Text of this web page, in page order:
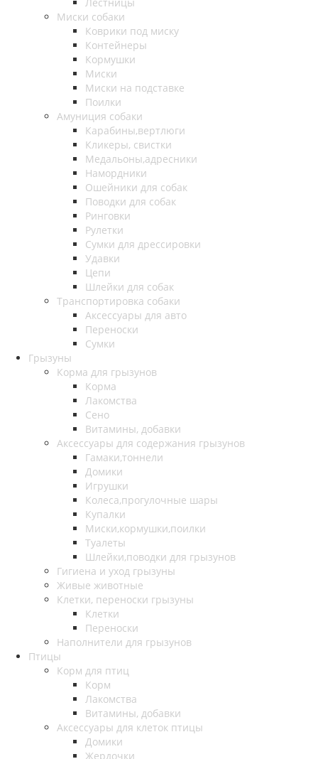
Миски собаки
Коврики под миску
Контейнеры
Кормушки
Миски
Миски на подставке
Поилки
Амуниция собаки
Карабины,вертлюги
Кликеры, свистки
Медальоны,адресники
Намордники
Ошейники для собак
Поводки для собак
Ринговки
Рулетки
Сумки для дрессировки
Удавки
Цепи
Шлейки для собак
Транспортировка собаки
Аксессуары для авто
Переноски
Сумки
Грызуны
Корма для грызунов
Корма
Лакомства
Сено
Витамины, добавки
Аксессуары для содержания грызунов
Гамаки,тоннели
Домики
Игрушки
Колеса,прогулочные шары
Купалки
Миски,кормушки,поилки
Туалеты
Шлейки,поводки для грызунов
Гигиена и уход грызуны
Живые животные
Клетки, переноски грызуны
Клетки
Переноски
Наполнители для грызунов
Птицы
Корм для птиц
Корм
Лакомства
Витамины, добавки
Аксессуары для клеток птицы
Домики
Жердочки